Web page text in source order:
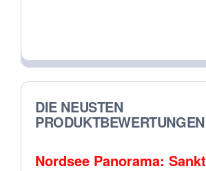
DIE NEUSTEN
PRODUKTBEWERTUNGEN
Nordsee Panorama: Sankt